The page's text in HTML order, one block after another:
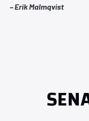
– Erik Malmqvist